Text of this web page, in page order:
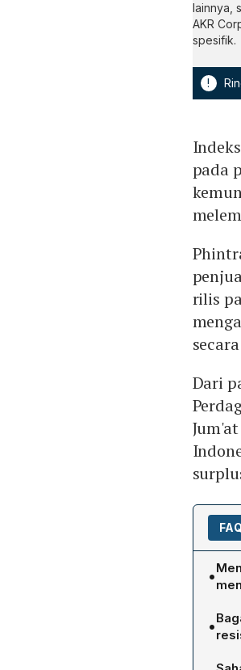
lainnya,
AKR
spesifik.
!
pada
rilis
Dari
FAQ
•
•